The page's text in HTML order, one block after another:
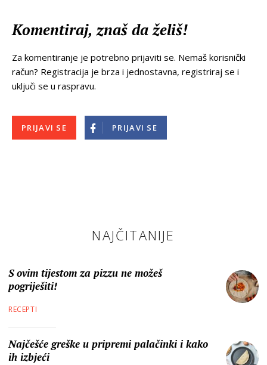
Komentiraj, znaš da želiš!
Za komentiranje je potrebno prijaviti se. Nemaš korisnički
račun? Registracija je brza i jednostavna, registriraj se i
uključi se u raspravu.
PRIJAVI SE PRIJAVI SE
NAJČITANIJE
S ovim tijestom za pizzu ne možeš
pogriješiti!
RECEPTI
Najčešće greške u pripremi palačinki i kako
ih izbjeći